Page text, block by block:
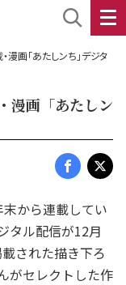
漫画「あたしンち」デジタ
漫画「あたしン
から連載してい
タル配信が12月
された描き下ろ
がセレクトした作